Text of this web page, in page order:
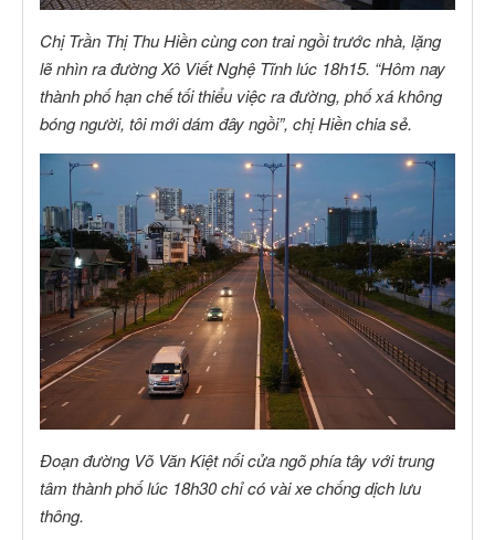
Chị Trần Thị Thu Hiền cùng con trai ngồi trước nhà, lặng
lẽ nhìn ra đường Xô Viết Nghệ Tĩnh lúc 18h15. “Hôm nay
thành phố hạn chế tối thiểu việc ra đường, phố xá không
bóng người, tôi mới dám đây ngồi”, chị Hiền chia sẻ.
Đoạn đường Võ Văn Kiệt nối cửa ngõ phía tây với trung
tâm thành phố lúc 18h30 chỉ có vài xe chống dịch lưu
thông.